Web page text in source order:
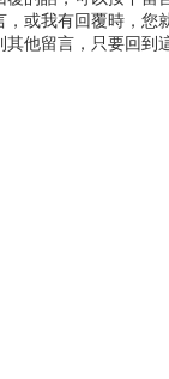
或我有回覆時，您
其他留言，只要回到